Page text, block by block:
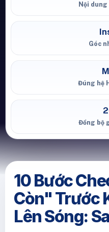
Nội
Góc
Đúng hệ
Đồng bộ
10 Bước
Còn" Trước
Lên Sóng: